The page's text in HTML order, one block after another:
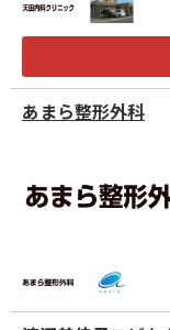
あまら整形外科